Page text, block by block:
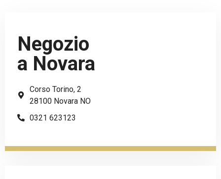
Negozio
a Novara
Corso Torino, 2
28100 Novara NO
0321 623123